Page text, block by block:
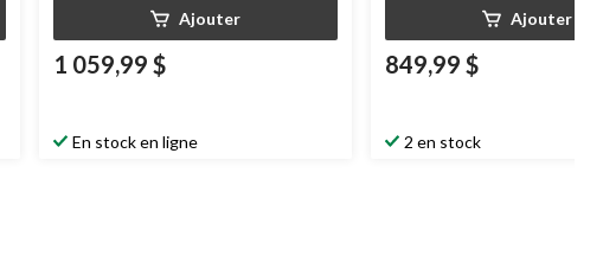
Ajouter
1 059,99 $
En stock en ligne
Ajouter
849,99 $
2 en stock